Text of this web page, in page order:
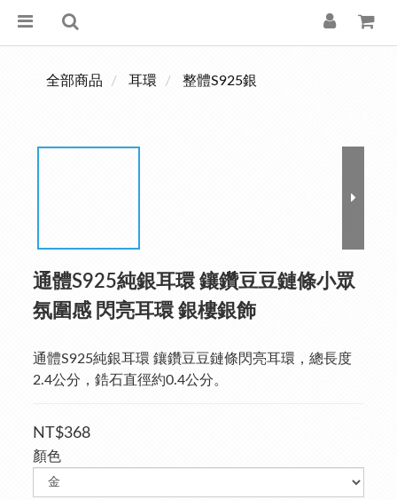
全部商品 耳環 整體S925銀
通體S925純銀耳環 鑲鑽豆豆鏈條小眾
氛圍感 閃亮耳環 銀樓銀飾
通體S925純銀耳環 鑲鑽豆豆鏈條閃亮耳環，總長度
2.4公分，鋯石直徑約0.4公分。
NT$368
顏色